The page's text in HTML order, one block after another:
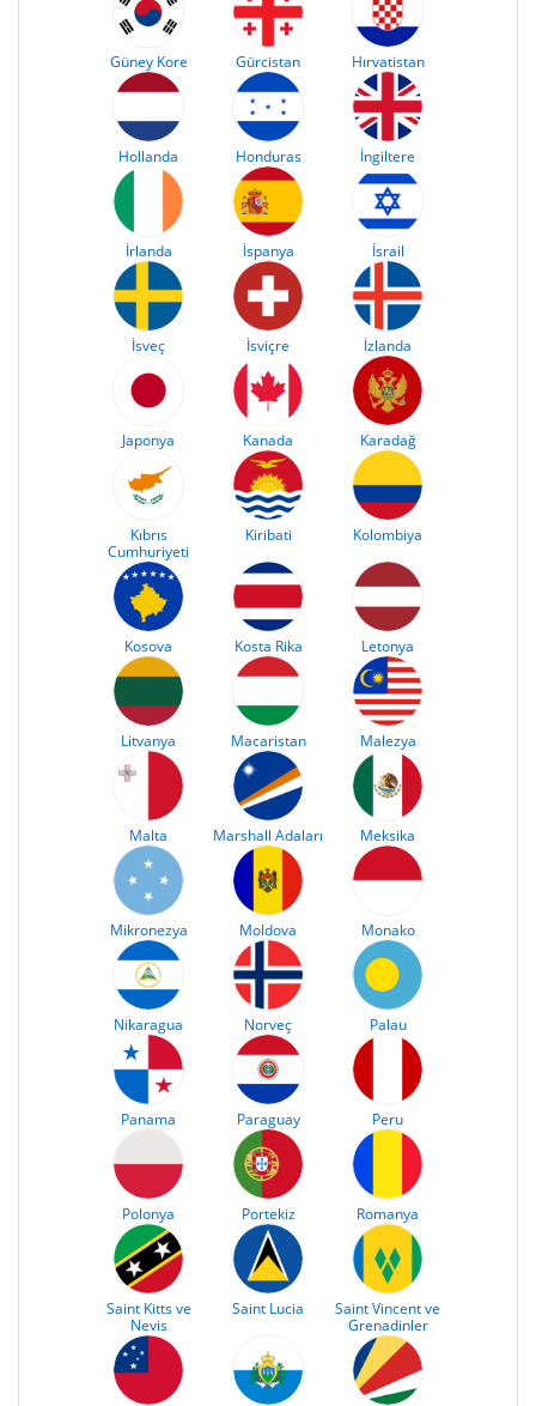
Güney Kore Gürcistan Hırvatistan
Hollanda Honduras İngiltere
İrlanda İspanya İsrail
İsveç İsviçre İzlanda
Japonya Kanada Karadağ
Kıbrıs
Cumhuriyeti
Kiribati Kolombiya
Kosova Kosta Rika Letonya
Litvanya Macaristan Malezya
Malta Marshall Adaları Meksika
Mikronezya Moldova Monako
Nikaragua Norveç Palau
Panama Paraguay Peru
Polonya Portekiz Romanya
Saint Kitts ve
Nevis
Saint Lucia
Saint Vincent ve
Grenadinler